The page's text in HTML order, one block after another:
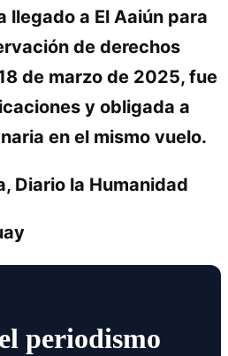
llegado a El Aaiún para
de derechos
de marzo de 2025, fue
y obligada a
en el mismo vuelo.
Diario la Humanidad
periodismo